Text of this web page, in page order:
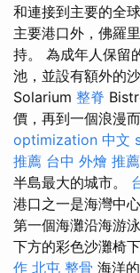
和連接到主要的全
主要港口外，佛羅
持。 為成年人保留
池，並設有額外的
Solarium 整脊
價，再到一個浪漫
optimization 中文
推薦 台中 外燴 推薦
半島最大的城市。
港口之一是海灣中
第一個海灘沿海游
下方的彩色沙灘椅
作 北屯 整骨 海洋